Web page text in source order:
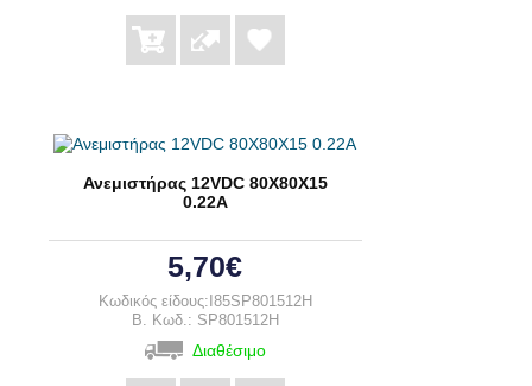
Ανεμιστήρας 12VDC 80Χ80Χ15
0.22A
5,70€
Κωδικός είδους:I85SP801512H
B. Κωδ.: SP801512H
Διαθέσιμο